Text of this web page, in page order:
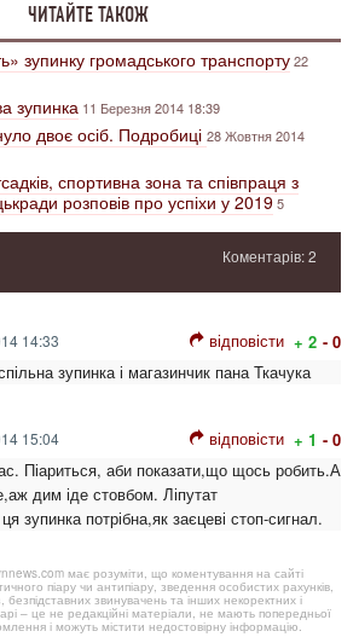
ЧИТАЙТЕ ТАКОЖ
зупинку громадського транспорту22
зупинка 11 Березня 2014 18:39
двоє осіб. Подробиці 28 Жовтня 2014
спортивна зона та співпраця з
розповів про успіхи у 20195
Коментарів: 2
14:33 відповісти + 2 - 0
зупинка і магазинчик пана Ткачука
15:04 відповісти + 1 - 0
Піариться, аби показати,що щось робить.А
дим іде стовбом. Ліпутат
зупинка потрібна,як заєцеві стоп-сигнал.
має розуміти, що коментування на сайті
піару чи антипіару, зведення особистих рахунків,
звинувачень та інших некоректних і
– це не редакційні матеріали, не мають попередньої
і можуть містити недостовірну інформацію.